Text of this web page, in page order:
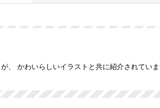
、 かわいらしいイラストと共に紹介されてい